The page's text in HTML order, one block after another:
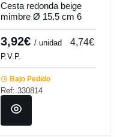
Cesta redonda beige
mimbre Ø 15,5 cm 6
cm Pro.mundi
3,92€ / unidad 4,74€
P.V.P.
Bajo Pedido
Ref: 330814